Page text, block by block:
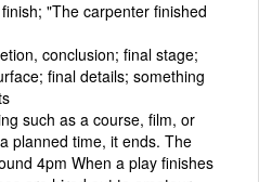
"The carpenter finished
conclusion; final stage;
final details; something
such as a course, film, or
planned time, it ends. The
4pm When a play finishes